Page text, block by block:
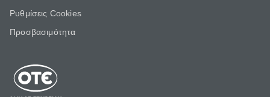
Ρυθμίσεις Cookies
Προσβασιμότητα